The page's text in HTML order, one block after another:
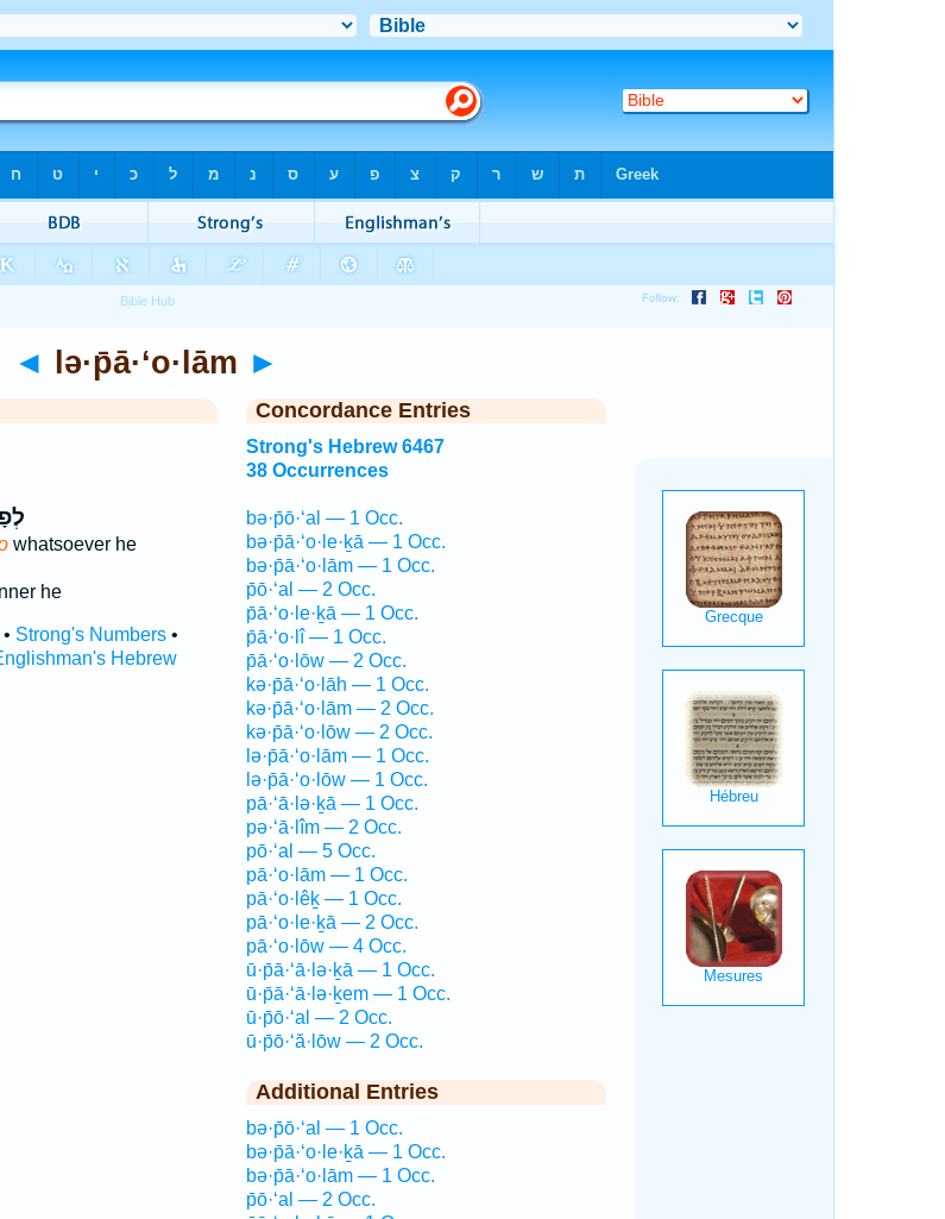
◄ lə·p̄ā·‘o·lām ►
whatsoever he
he
Strong's Numbers•
Hebrew
Concordance Entries
Strong's Hebrew 6467
38 Occurrences
bə·p̄ō·‘al — 1 Occ.
bə·p̄ā·‘o·le·ḵā — 1 Occ.
bə·p̄ā·‘o·lām — 1 Occ.
p̄ō·‘al — 2 Occ.
p̄ā·‘o·le·ḵā — 1 Occ.
p̄ā·‘o·lî — 1 Occ.
p̄ā·‘o·lōw — 2 Occ.
kə·p̄ā·‘o·lāh — 1 Occ.
kə·p̄ā·‘o·lām — 2 Occ.
kə·p̄ā·‘o·lōw — 2 Occ.
lə·p̄ā·‘o·lām — 1 Occ.
lə·p̄ā·‘o·lōw — 1 Occ.
pā·‘ā·lə·ḵā — 1 Occ.
pə·‘ā·lîm — 2 Occ.
pō·‘al — 5 Occ.
pā·‘o·lām — 1 Occ.
pā·‘o·lêḵ — 1 Occ.
pā·‘o·le·ḵā — 2 Occ.
pā·‘o·lōw — 4 Occ.
ū·p̄ā·‘ā·lə·ḵā — 1 Occ.
ū·p̄ā·‘ā·lə·ḵem — 1 Occ.
ū·p̄ō·‘al — 2 Occ.
ū·p̄ō·‘ă·lōw — 2 Occ.
Additional Entries
bə·p̄ō·‘al — 1 Occ.
bə·p̄ā·‘o·le·ḵā — 1 Occ.
bə·p̄ā·‘o·lām — 1 Occ.
p̄ō·‘al — 2 Occ.